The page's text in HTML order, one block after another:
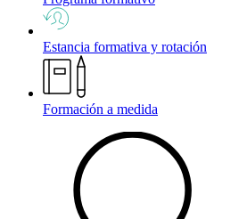
Estancia formativa y rotación
Formación a medida